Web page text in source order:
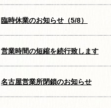
臨時休業のお知らせ（5/8）
営業時間の短縮を続行致します
名古屋営業所閉鎖のお知らせ